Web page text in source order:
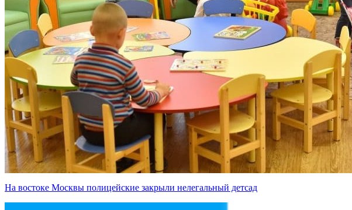
На востоке Москвы полицейские закрыли нелегальный детсад